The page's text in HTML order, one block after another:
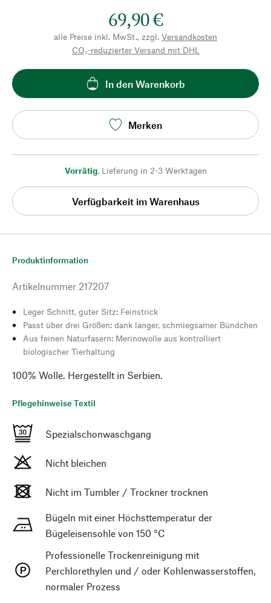
69,90 €
alle Preise inkl. MwSt., zzgl. Versandkosten
CO₂-reduzierter Versand mit DHL
In den Warenkorb
Merken
Vorrätig, Lieferung in 2-3 Werktagen
Verfügbarkeit im Warenhaus
Produktinformation
Artikelnummer 217207
Leger Schnitt, guter Sitz: Feinstrick
Passt über drei Größen: dank langer, schmiegsamer Bündchen
Aus feinen Naturfasern: Merinowolle aus kontrolliert
biologischer Tierhaltung
100% Wolle. Hergestellt in Serbien.
Pflegehinweise Textil
Spezialschonwaschgang
Nicht bleichen
Nicht im Tumbler / Trockner trocknen
Bügeln mit einer Höchsttemperatur der
Bügeleisensohle von 150 °C
Professionelle Trockenreinigung mit
Perchlorethylen und / oder Kohlenwasserstoffen,
normaler Prozess